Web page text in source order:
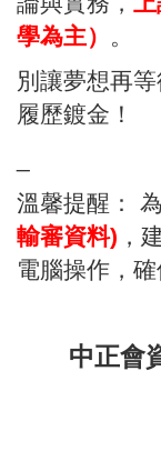
學為主） 。
別讓夢想再
履歷鍍金！
溫馨提醒：
輸審資料) ，
電腦操作，確
中正會